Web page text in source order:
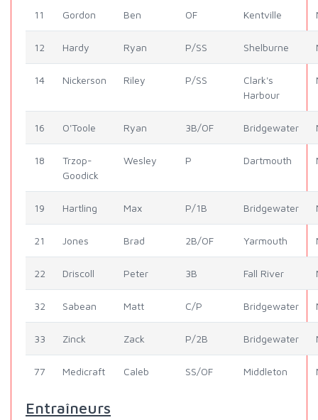
11 Gordon Ben OF Kentville
12 Hardy Ryan P/SS Shelburne
14 Nickerson Riley P/SS
Clark's
Harbour
16 O'Toole Ryan 3B/OF Bridgewater
18
Trzop-
Goodick
Wesley P Dartmouth
19 Hartling Max P/1B Bridgewater
21 Jones Brad 2B/OF Yarmouth
22 Driscoll Peter 3B Fall River
32 Sabean Matt C/P Bridgewater
33 Zinck Zack P/2B Bridgewater
77 Medicraft Caleb SS/OF Middleton
Entraîneurs